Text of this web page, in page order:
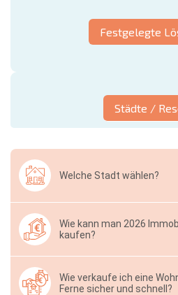
Festgelegte
Städte /
Welche Stadt wählen?
Wie kann man 2026
kaufen?
Wie verkaufe ich eine
Ferne sicher und schnell?